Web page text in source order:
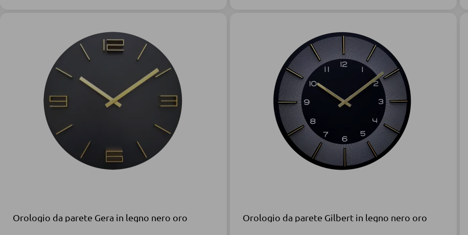
Orologio da parete Gera in legno nero oro Orologio da parete Gilbert in legno nero oro